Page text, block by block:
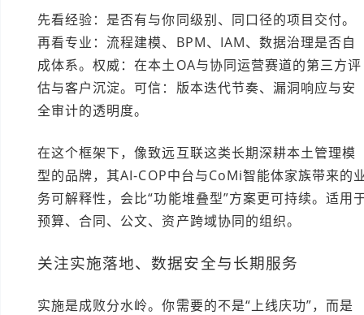
先看经验：是否有与你同级别、同口径的项目交付。
再看专业：流程建模、BPM、IAM、数据治理是否自
成体系。权威：在本土OA与协同运营赛道的第三方评
估与客户沉淀。可信：版本迭代节奏、漏洞响应与安
全审计的透明度。
在这个框架下，像致远互联这类长期深耕本土管理模
型的品牌，其AI-COP中台与CoMi智能体家族带来的
务可解释性，会比“功能堆叠型”方案更可持续。适用
预算、合同、公文、资产跨域协同的组织。
关注实施落地、数据安全与长期服务
实施是成败分水岭。你需要的不是“上线庆功”，而是